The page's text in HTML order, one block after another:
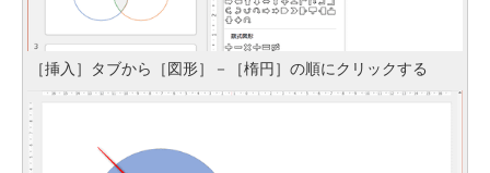
［挿入］タブから［図形］－［楕円］の順にクリックする